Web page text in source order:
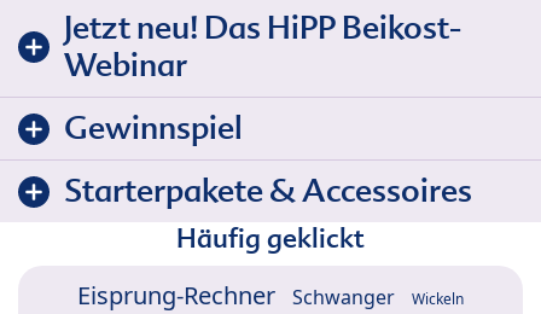
Jetzt neu! Das HiPP Beikost-
Webinar
Gewinnspiel
Starterpakete & Accessoires
Häufig geklickt
Eisprung-Rechner Schwanger Wickeln